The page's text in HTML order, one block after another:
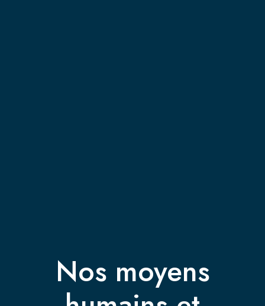
Nos moyens